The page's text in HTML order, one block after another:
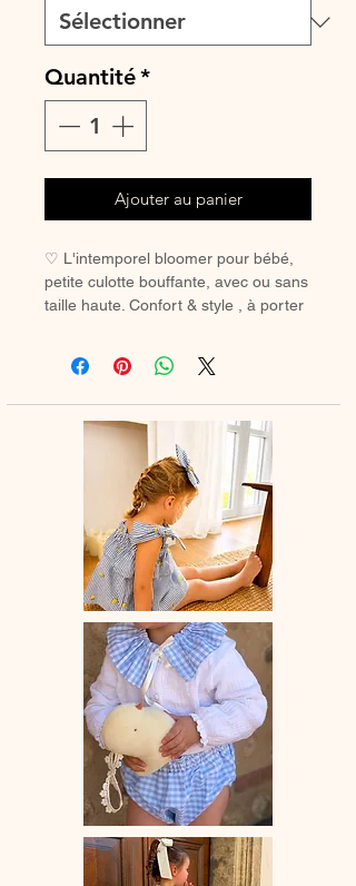
Quantité*
Ajouter au panier
♡ L'intemporel bloomer pour bébé,
petite culotte bouffante, avec ou sans
taille haute. Confort & style , à porter
♡ Petit Bloomer entièrement réalisé à
♡ Le délai de fabrication est de 7 à
28 jours ouvrés selon les commandes
♡ Lavage à la main ou en machine
30° max, couleurs similaires, cycle
délicat. Ne pas utilser de sèche-linge.